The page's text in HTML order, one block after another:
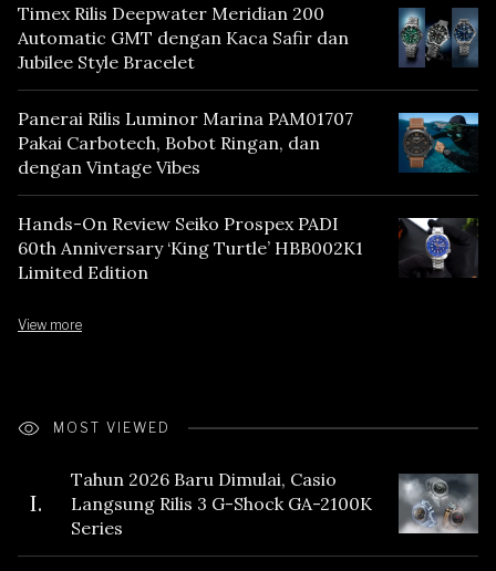
Timex Rilis Deepwater Meridian 200
Automatic GMT dengan Kaca Safir dan
Jubilee Style Bracelet
Panerai Rilis Luminor Marina PAM01707
Pakai Carbotech, Bobot Ringan, dan
dengan Vintage Vibes
Hands-On Review Seiko Prospex PADI
60th Anniversary ‘King Turtle’ HBB002K1
Limited Edition
View more
MOST VIEWED
I.
Tahun 2026 Baru Dimulai, Casio
Langsung Rilis 3 G-Shock GA-2100K
Series